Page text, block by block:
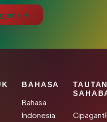
→
BAHASA
Bahasa
Indonesia